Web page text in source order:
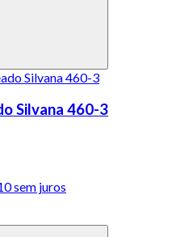
Silvana 460-3
sem juros